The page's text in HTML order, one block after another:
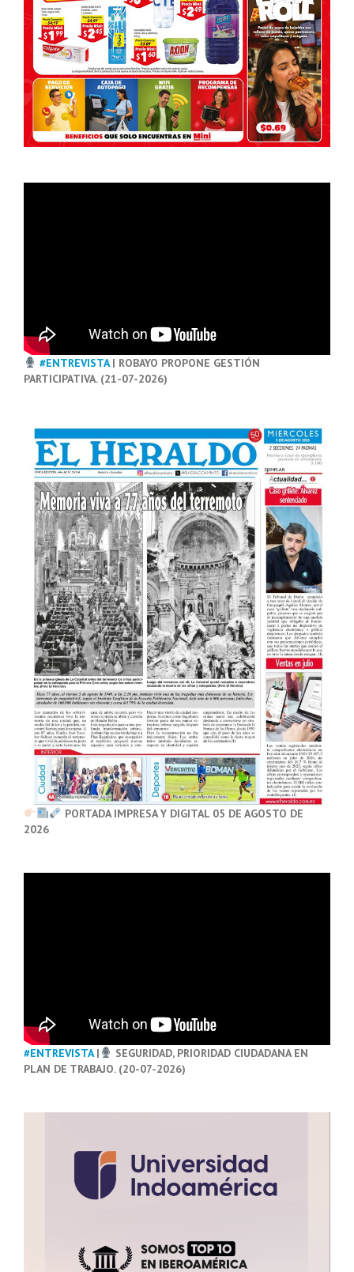
#ENTREVISTA| ROBAYO PROPONE GESTIÓN
PARTICIPATIVA. (21-07-2026)
PORTADA IMPRESA Y DIGITAL 05 DE AGOSTO DE
2026
#ENTREVISTA|
SEGURIDAD, PRIORIDAD CIUDADANA EN
PLAN DE TRABAJO. (20-07-2026)